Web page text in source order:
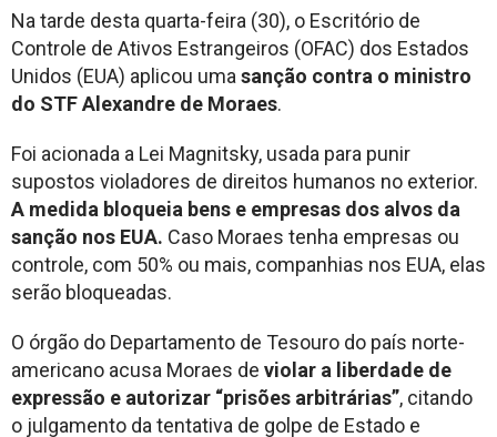
Na tarde desta quarta-feira (30), o Escritório de
Controle de Ativos Estrangeiros (OFAC) dos Estados
Unidos (EUA) aplicou uma sanção contra o ministro
do STF Alexandre de Moraes.
Foi acionada a Lei Magnitsky, usada para punir
supostos violadores de direitos humanos no exterior.
A medida bloqueia bens e empresas dos alvos da
sanção nos EUA. Caso Moraes tenha empresas ou
controle, com 50% ou mais, companhias nos EUA, elas
serão bloqueadas.
O órgão do Departamento de Tesouro do país norte-
americano acusa Moraes de violar a liberdade de
expressão e autorizar “prisões arbitrárias”, citando
o julgamento da tentativa de golpe de Estado e